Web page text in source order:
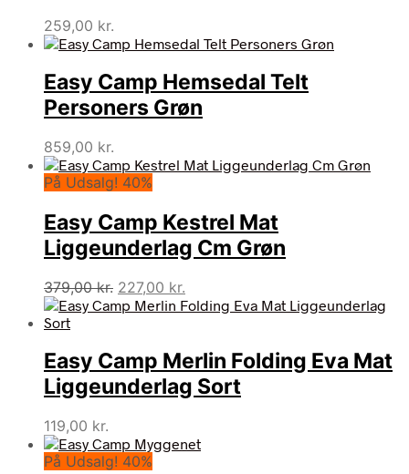
259,00 kr.
Easy Camp Hemsedal Telt
Personers Grøn
859,00 kr.
På Udsalg! 40%
Easy Camp Kestrel Mat
Liggeunderlag Cm Grøn
379,00kr. Den
oprindelige
379,00 kr..
227,00 kr.
aktuelle
227,00 kr..
Easy Camp Merlin Folding Eva Mat
Liggeunderlag Sort
119,00 kr.
På Udsalg! 40%